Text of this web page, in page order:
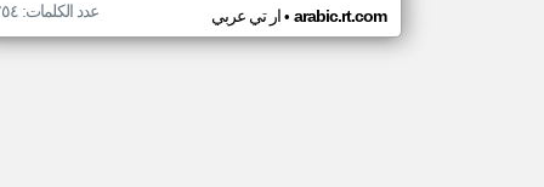
ار تي عربي• arabic.rt.com عدد الكلمات: ٢٥٤